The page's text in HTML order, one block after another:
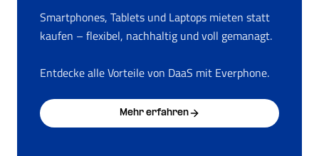
Smartphones, Tablets und Laptops mieten statt
kaufen – flexibel, nachhaltig und voll gemanagt.
Entdecke alle Vorteile von DaaS mit Everphone.
Mehr erfahren